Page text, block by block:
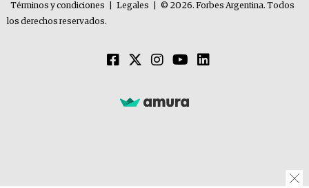
Términos y condiciones
Legales
© 2026. Forbes Argentina. Todos
los derechos reservados.